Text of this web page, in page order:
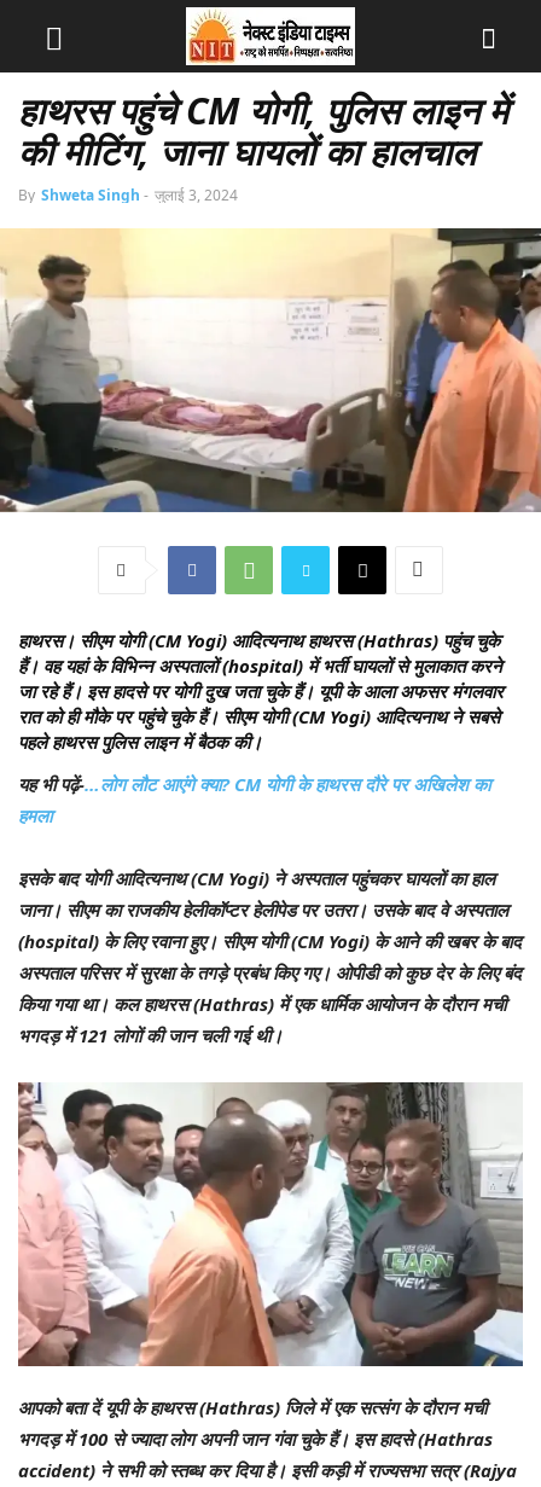
हाथरस पहुंचे CM योगी, पुलिस लाइन में
की मीटिंग, जाना घायलों का हालचाल
By Shweta Singh - जुलाई 3, 2024
हाथरस। सीएम योगी (CM Yogi) आदित्‍यनाथ हाथरस (Hathras) पहुंच चुके
हैं। वह यहां के विभिन्‍न अस्‍पतालों (hospital) में भर्ती घायलों से मुलाकात करने
जा रहे हैं। इस हादसे पर योगी दुख जता चुके हैं। यूपी के आला अफसर मंगलवार
रात को ही मौके पर पहुंचे चुके हैं। सीएम योगी (CM Yogi) आदित्यनाथ ने सबसे
पहले हाथरस पुलिस लाइन में बैठक की।
यह भी पढ़ें-…लोग लौट आएंगे क्या? CM योगी के हाथरस दौरे पर अखिलेश का
हमला
इसके बाद योगी आदित्यनाथ (CM Yogi) ने अस्पताल पहुंचकर घायलों का हाल
जाना। सीएम का राजकीय हेलीकॉप्टर हेलीपेड पर उतरा। उसके बाद वे अस्पताल
(hospital) के लिए रवाना हुए। सीएम योगी (CM Yogi) के आने की खबर के बाद
अस्पताल परिसर में सुरक्षा के तगड़े प्रबंध किए गए। ओपीडी को कुछ देर के लिए बंद
किया गया था। कल हाथरस (Hathras) में एक धार्मिक आयोजन के दौरान मची
भगदड़ में 121 लोगों की जान चली गई थी।
आपको बता दें यूपी के हाथरस (Hathras) जिले में एक सत्संग के दौरान मची
भगदड़ में 100 से ज्‍यादा लोग अपनी जान गंवा चुके हैं। इस हादसे (Hathras
accident) ने सभी को स्तब्ध कर दिया है। इसी कड़ी में राज्यसभा सत्र (Rajya